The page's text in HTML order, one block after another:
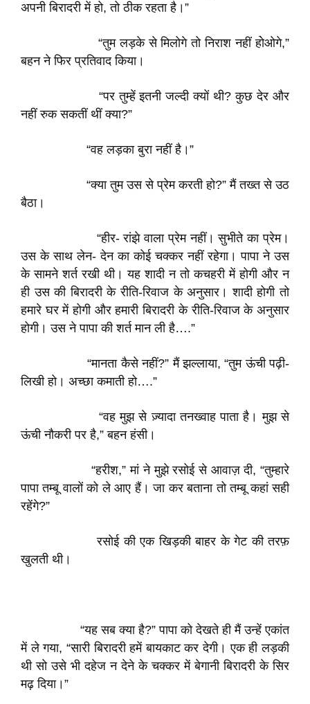
अपनी बिरादरी में हो, तो ठीक रहता है।”
“तुम लड़के से मिलोगे तो निराश नहीं हो॓ओगे,”
बहन ने फिर प्रतिवाद किया।
“पर तुम्हें इतनी जल्दी क्यों थी? कुछ देर और
नहीं रुक सकतीं थीं क्या?”
“वह लड़का बुरा नहीं है।”
“क्या तुम उस से प्रेम करती हो?” मैं तख्त से उठ
बैठा।
“हीर- रांझे वाला प्रेम नहीं। सुभीते का प्रेम।
उस के साथ लेन- देन का कोई चक्कर नहीं रहेगा। पापा ने उस
के सामने शर्त रखी थी। यह शादी न तो कचहरी में होगी और न
ही उस की बिरादरी के रीति-रिवाज के अनुसार। शादी होगी तो
हमारे घर में होगी और हमारी बिरादरी के रीति-रिवाज के अनुसार
होगी। उस ने पापा की शर्त मान ली है….”
“मानता कैसे नहीं?” मैं झल्लाया, “तुम ऊंची पढ़ी-
लिखी हो। अच्छा कमाती हो….”
“वह मुझ से ज़्यादा तनख्वाह पाता है। मुझ से
ऊंची नौकरी पर है,” बहन हंसी।
“हरीश,” मां ने मुझे रसोई से आवाज़ दी, “तुम्हारे
पापा तम्बू वालों को ले आए हैं। जा कर बताना तो तम्बू कहां सही
रहेंगे?”
रसोई की एक खिड़की बाहर के गेट की तरफ़
खुलती थी।
“यह सब क्या है?” पापा को देखते ही मैं उन्हें एकांत
में ले गया, “सारी बिरादरी हमें बायकाट कर देगी। एक ही लड़की
थी सो उसे भी दहेज न देने के चक्कर में बेगानी बिरादरी के सिर
मढ़ दिया।”